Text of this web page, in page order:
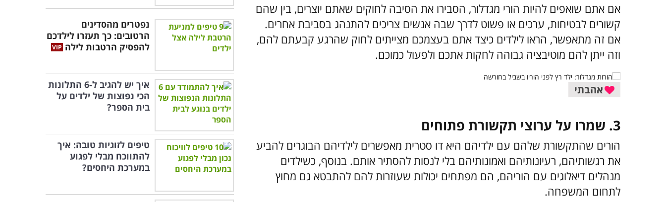
אם אתם שואפים להיות הורי מגדלור, הסבירו את הסיבה לחוקים שאתם יוצרים, בין שהם
קשורים לבטיחות, ערכים או פשוט לדרך שבה אנשים צריכים להתנהג בסביבת אחרים.
אם זה מתאפשר, הראו לילדים כיצד אתם בעצמכם מצייתים לחוק שהרגע קבעתם להם,
וזה ייתן להם מוטיבציה גבוהה לחקות אתכם ולפעול כמוכם.
אהבתי
3. שמרו על ערוצי תקשורת פתוחים
הורים שהתקשורת שלהם עם ילדיהם היא דו סטרית מאפשרים לילדיהם הבוגרים להביע
את רגשותיהם, רעיונותיהם ואמונותיהם בלי לנסות להסתיר אותם. בנוסף, כשילדים
מנהלים דיאלוגים עם הוריהם, הם מפתחים יכולות שעוזרות להם להתבטא גם מחוץ
לתחום המשפחה.
נפטרים מהסדינים
הרטובים: כך תעזרו לילדכם
להפסיק הרטבות לילה
איך יש להגיב ל-6 התלונות
הכי נפוצות של ילדים על
בית הספר?
טיפים לזוגיות טובה: איך
להתווכח מבלי לפגוע
במערכת היחסים?